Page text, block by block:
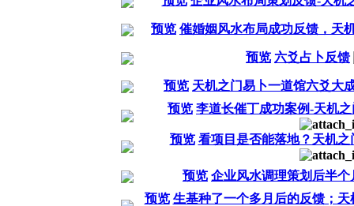
预览 催婚姻风水布局成功反馈，天
预览 六爻占卜反馈
预览 天机之门易卜一道馆六爻大
预览 李道长催丁成功案例-天机
预览 看项目是否能落地？天机
预览 企业风水调理策划后半个
预览 生基种了一个多月后的反馈；